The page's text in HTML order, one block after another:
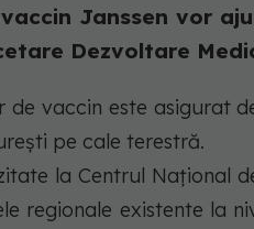
Janssen vor
Dezvoltare
de vaccin este asigurat
pe cale terestră.
la Centrul Național
regionale existente la